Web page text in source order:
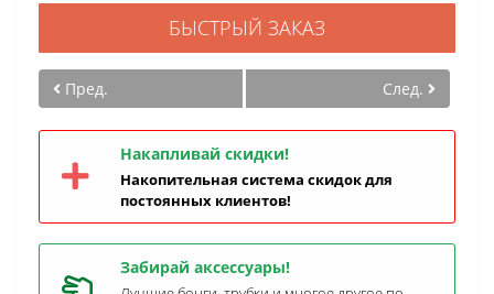
БЫСТРЫЙ ЗАКАЗ
Пред. След.
Накапливай скидки!
Накопительная система скидок для
постоянных клиентов!
Забирай аксессуары!